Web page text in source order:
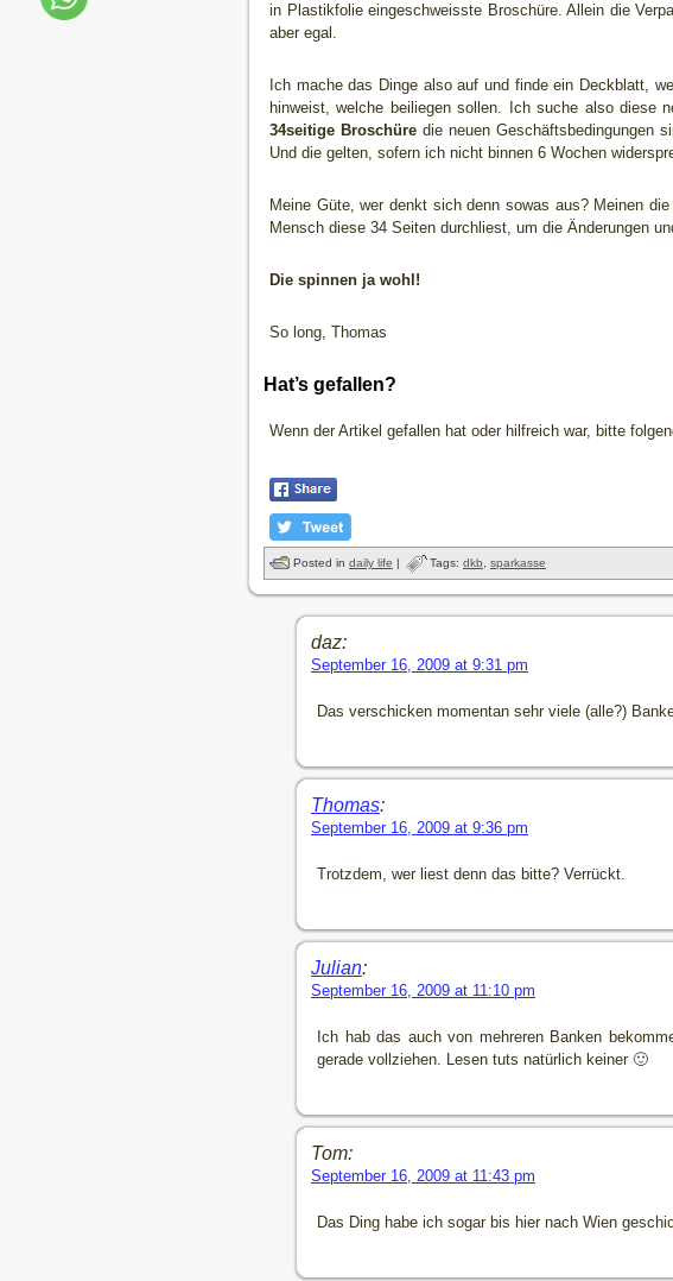
in Plastikfolie eingeschweisste Broschüre. Allein die
aber egal.
Ich mache das Dinge also auf und finde ein Deckblatt,
hinweist, welche beiliegen sollen. Ich suche also diese
34seitige Broschüredie neuen Geschäftsbedingungen
Und die gelten, sofern ich nicht binnen 6 Wochen
Meine Güte, wer denkt sich denn sowas aus? Meinen
Mensch diese 34 Seiten durchliest, um die Änderungen
Die spinnen ja wohl!
So long, Thomas
Hat’s gefallen?
Wenn der Artikel gefallen hat oder hilfreich war, bitte
Posted in daily life | Tags: dkb sparkasse
daz:
September 16, 2009 at 9:31 pm
Das verschicken momentan sehr viele (alle?)
Thomas:
September 16, 2009 at 9:36 pm
Trotzdem, wer liest denn das bitte? Verrückt.
Julian:
September 16, 2009 at 11:10 pm
Ich hab das auch von mehreren Banken
gerade vollziehen. Lesen tuts natürlich keiner 🙂
Tom:
September 16, 2009 at 11:43 pm
Das Ding habe ich sogar bis hier nach Wien